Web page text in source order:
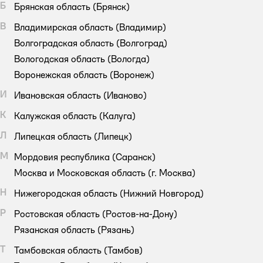
Б Брянская область (Брянск)
В
Владимирская область (Владимир)
Волгоградская область (Волгоград)
Вологодская область (Вологда)
Воронежская область (Воронеж)
И
Ивановская область (Иваново)
К
Калужская область (Калуга)
Л
Липецкая область (Липецк)
М
Мордовия республика (Саранск)
Москва и Московская область (г. Москва)
Н
Нижегородская область (Нижний Новгород)
Р
Ростовская область (Ростов-на-Дону)
Рязанская область (Рязань)
Т
Тамбовская область (Тамбов)